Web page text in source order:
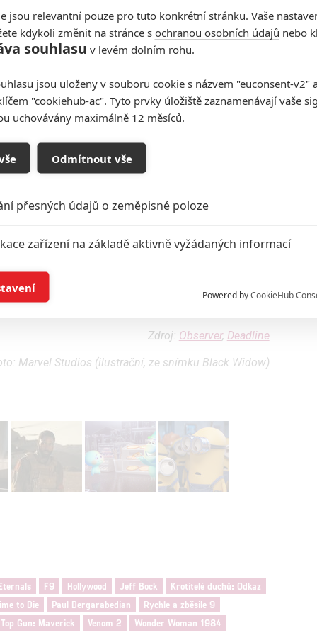
roku by považoval sci-fi komediiKrotitelé
nepochybuje ani
zářezy proWonder Woman 1984iBlack Widow
, akční nářez
i Tom Cruise s
a černým koněm
Zdroj: Observer, Deadline
Marvel Studios (ilustrační, ze snímku Black Widow)
F9 Hollywood Jeff Bock
Krotitelé duchů: Odkaz
to Die Paul Dergarabedian
Rychle a zběsile 9
Top Gun: Maverick Venom 2
Wonder Woman 1984
jsou relevantní pouze pro tuto konkrétní stránku. Vaše
kdykoli změnit na stránce s ochranou osobních údajů nebo
souhlasu v levém dolním rohu.
jsou uloženy v souboru cookie s názvem "euconsent-v2"
"cookiehub-ac". Tyto prvky úložiště zaznamenávají vaše
uchovávány maximálně 12 měsíců.
Odmítnout vše
přesných údajů o zeměpisné poloze
zařízení na základě aktivně vyžádaných informací
a/nebo přístup k informacím v zařízení
obsah, měření obsahu, průzkum publika a vývoj
bezpečnosti, předcházení a zjišťování podvodů a
zobrazování reklamy a obsahu
Powered byCookieHub